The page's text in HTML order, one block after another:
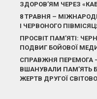
ЗДОРОВ’ЯМ ЧЕРЕЗ
8 ТРАВНЯ –
І ЧЕРВОНОГО
ПРОСВІТ ПАМ’ЯТІ:
ПОДВИГ БОЙОВОЇ
СПРАВЖНЯ ПЕРЕМОГА
ВШАНУВАЛИ ПАМ’ЯТЬ
ЖЕРТВ ДРУГОЇ